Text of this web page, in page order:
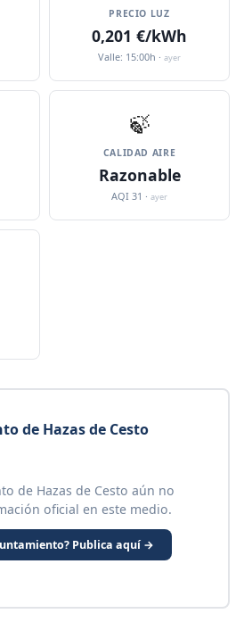
PRECIO LUZ
0,201 €/kWh
Valle: 15:00h · ayer
🍃
CALIDAD AIRE
Razonable
AQI 31 · ayer
de Hazas de Cesto
de Hazas de Cesto aún no
oficial en este medio.
Publica aquí →